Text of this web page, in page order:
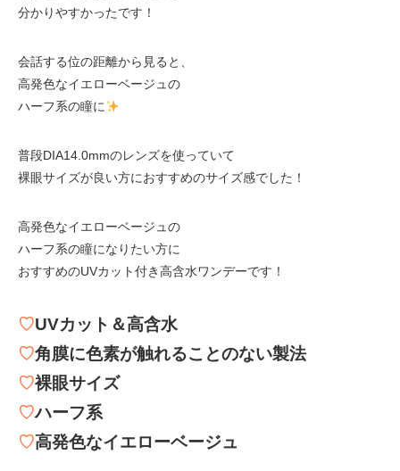
分かりやすかったです！
会話する位の距離から見ると、
高発色なイエローベージュの
ハーフ系の瞳に
普段DIA14.0mmのレンズを使っていて
裸眼サイズが良い方におすすめのサイズ感でした！
高発色なイエローベージュの
ハーフ系の瞳になりたい方に
おすすめのUVカット付き高含水ワンデーです！
♡UVカット＆高含水
♡角膜に色素が触れることのない製法
♡裸眼サイズ
♡ハーフ系
♡高発色なイエローベージュ